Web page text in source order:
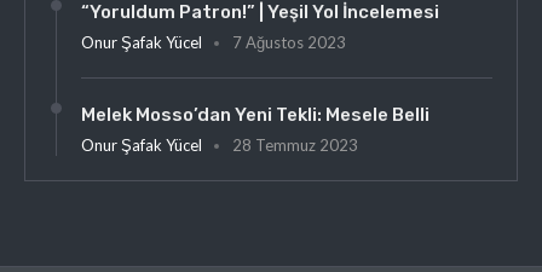
“Yoruldum Patron!” | Yeşil Yol İncelemesi
Onur Şafak Yücel 7 Ağustos 2023
Melek Mosso’dan Yeni Tekli: Mesele Belli
Onur Şafak Yücel 28 Temmuz 2023